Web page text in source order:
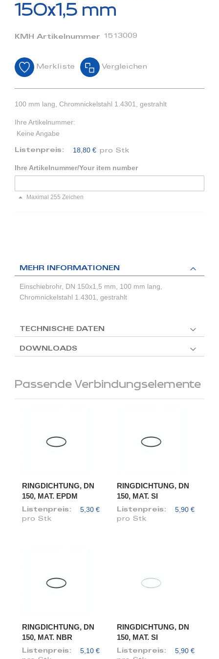
springen
150x1,5 mm
KMH Artikelnummer 1513009
Merkliste Vergleichen
100 mm lang, Chromnickelstahl 1.4301, gestrahlt
Ihre Artikelnummer:
Keine Angabe
Listenpreis: 18,80 € pro Stk
Ihre Artikelnummer/Your item number
Maximal 255 Zeichen
MEHR INFORMATIONEN
Einschiebrohr, DN 150x1,5 mm, 100 mm lang,
Chromnickelstahl 1.4301, gestrahlt
TECHNISCHE DATEN
DOWNLOADS
Passende Verbindungselemente
RINGDICHTUNG, DN
150, MAT. EPDM
Listenpreis: 5,30 €
pro Stk
RINGDICHTUNG, DN
150, MAT. SI
Listenpreis: 5,90 €
pro Stk
RINGDICHTUNG, DN
150, MAT. NBR
Listenpreis: 5,10 €
RINGDICHTUNG, DN
150, MAT. SI
Listenpreis: 5,90 €